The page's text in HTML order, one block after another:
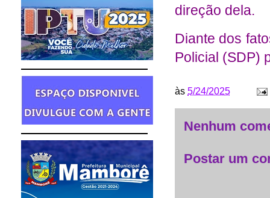
direção dela.
Diante dos
Policial (SDP)
às 5/24/2025
Nenhum
Postar um